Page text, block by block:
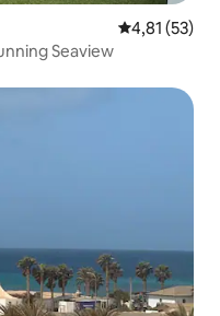
4,81 af 5 í
4,81 (53)
Seaview